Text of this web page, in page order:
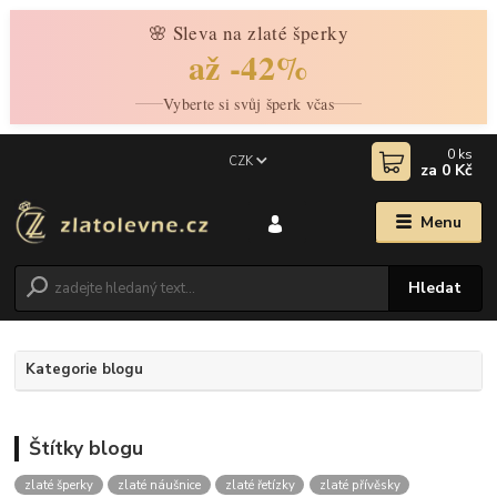
🌸 Sleva na zlaté šperky
až -42%
Vyberte si svůj šperk včas
Menu
CZK
Hledat
0 ks
za 0 Kč
Kategorie blogu
Štítky blogu
zlaté šperky zlaté náušnice zlaté řetízky
zlaté přívěsky